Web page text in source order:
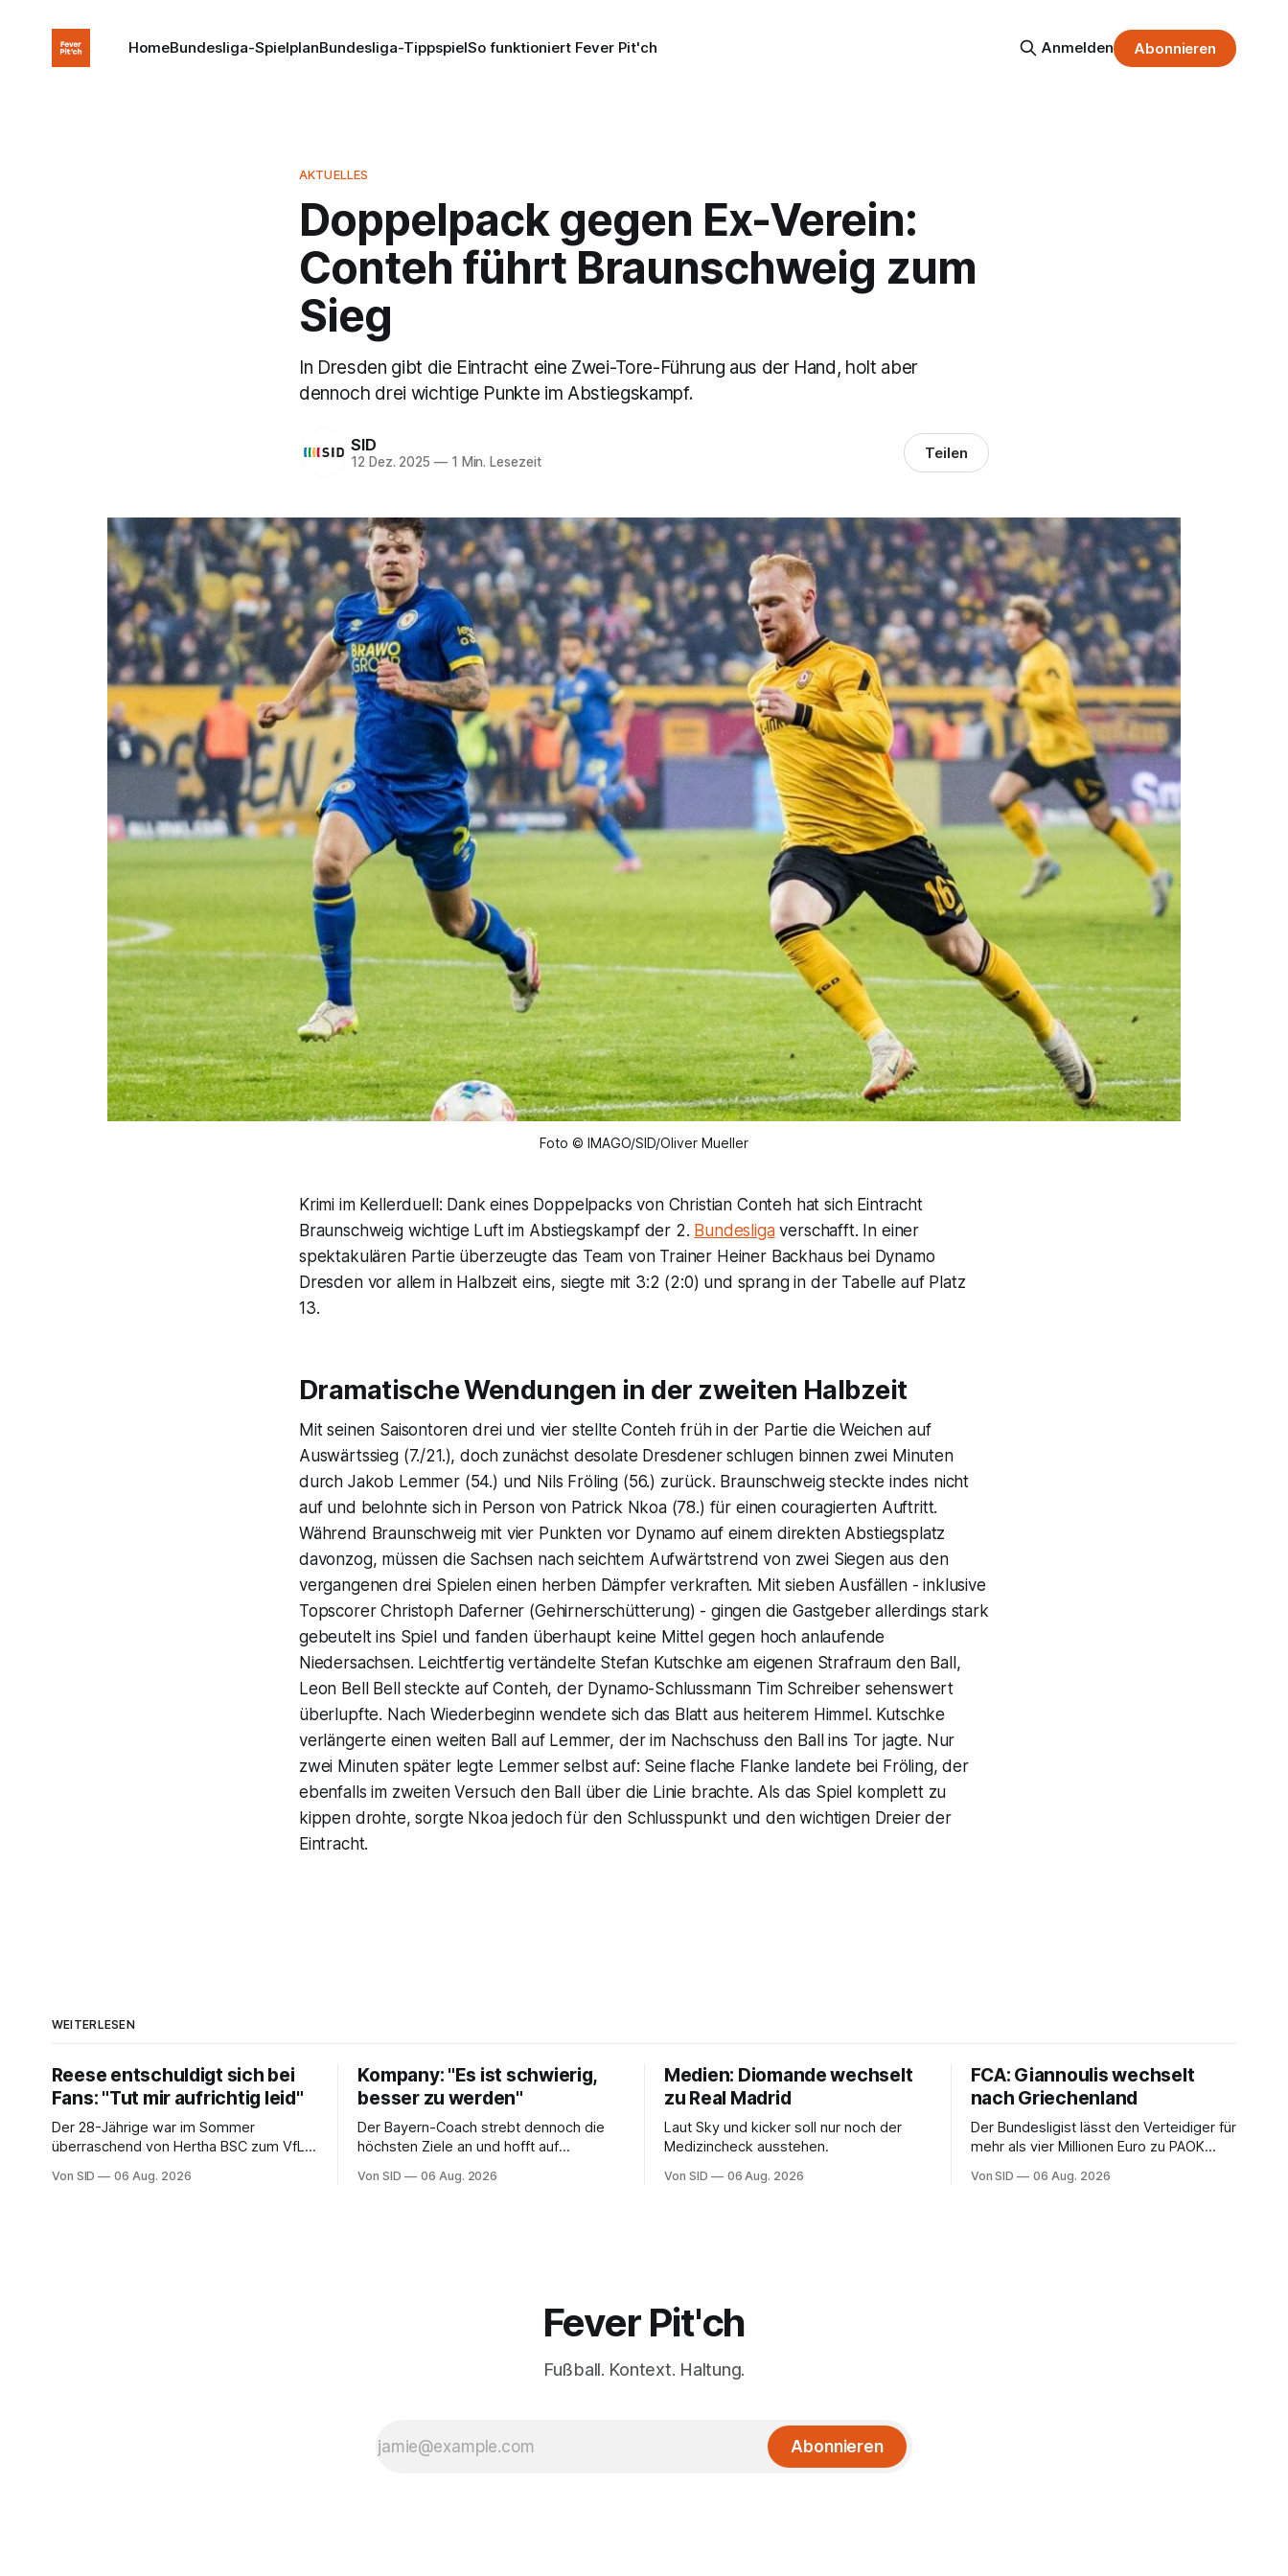
HomeBundesliga-SpielplanBundesliga-TippspielSo funktioniert Fever Pit'ch Anmelden Abonnieren
AKTUELLES
Doppelpack gegen Ex-Verein:
Conteh führt Braunschweig zum
Sieg
In Dresden gibt die Eintracht eine Zwei-Tore-Führung aus der Hand, holt aber
dennoch drei wichtige Punkte im Abstiegskampf.
SID
12 Dez. 2025 —1 Min. Lesezeit Teilen
Foto © IMAGO/SID/Oliver Mueller
Krimi im Kellerduell: Dank eines Doppelpacks von Christian Conteh hat sich Eintracht
Braunschweig wichtige Luft im Abstiegskampf der 2. Bundesligaverschafft. In einer
spektakulären Partie überzeugte das Team von Trainer Heiner Backhaus bei Dynamo
Dresden vor allem in Halbzeit eins, siegte mit 3:2 (2:0) und sprang in der Tabelle auf Platz
13.
Dramatische Wendungen in der zweiten Halbzeit
Mit seinen Saisontoren drei und vier stellte Conteh früh in der Partie die Weichen auf
Auswärtssieg (7./21.), doch zunächst desolate Dresdener schlugen binnen zwei Minuten
durch Jakob Lemmer (54.) und Nils Fröling (56.) zurück. Braunschweig steckte indes nicht
auf und belohnte sich in Person von Patrick Nkoa (78.) für einen couragierten Auftritt.
Während Braunschweig mit vier Punkten vor Dynamo auf einem direkten Abstiegsplatz
davonzog, müssen die Sachsen nach seichtem Aufwärtstrend von zwei Siegen aus den
vergangenen drei Spielen einen herben Dämpfer verkraften. Mit sieben Ausfällen - inklusive
Topscorer Christoph Daferner (Gehirnerschütterung) - gingen die Gastgeber allerdings stark
gebeutelt ins Spiel und fanden überhaupt keine Mittel gegen hoch anlaufende
Niedersachsen. Leichtfertig vertändelte Stefan Kutschke am eigenen Strafraum den Ball,
Leon Bell Bell steckte auf Conteh, der Dynamo-Schlussmann Tim Schreiber sehenswert
überlupfte. Nach Wiederbeginn wendete sich das Blatt aus heiterem Himmel. Kutschke
verlängerte einen weiten Ball auf Lemmer, der im Nachschuss den Ball ins Tor jagte. Nur
zwei Minuten später legte Lemmer selbst auf: Seine flache Flanke landete bei Fröling, der
ebenfalls im zweiten Versuch den Ball über die Linie brachte. Als das Spiel komplett zu
kippen drohte, sorgte Nkoa jedoch für den Schlusspunkt und den wichtigen Dreier der
Eintracht.
WEITERLESEN
Reese entschuldigt sich bei
Fans: "Tut mir aufrichtig leid"
Der 28-Jährige war im Sommer
überraschend von Hertha BSC zum VfL
Von SID 06 Aug. 2026
Kompany: "Es ist schwierig,
besser zu werden"
Der Bayern-Coach strebt dennoch die
höchsten Ziele an und hofft auf
Von SID 06 Aug. 2026
Medien: Diomande wechselt
zu Real Madrid
Laut Sky und kicker soll nur noch der
Medizincheck ausstehen.
Von SID 06 Aug. 2026
FCA: Giannoulis wechselt
nach Griechenland
Der Bundesligist lässt den Verteidiger für
mehr als vier Millionen Euro zu PAOK
schon da.
Von SID 06 Aug. 2026
Fever Pit'ch
Fußball. Kontext. Haltung.
Abonnieren